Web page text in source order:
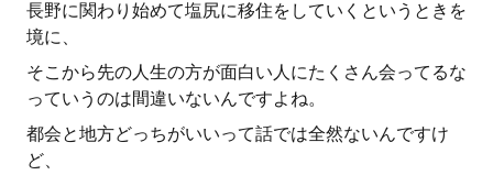
長野に関わり始めて塩尻に移住をしていくというときを
境に、
そこから先の人生の方が面白い人にたくさん会ってるな
っていうのは間違いないんですよね。
都会と地方どっちがいいって話では全然ないんですけ
ど、